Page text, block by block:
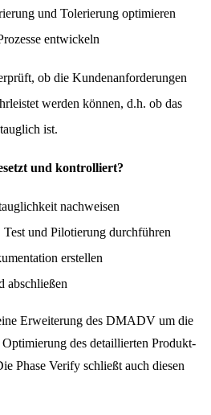
und Tolerierung optimieren
entwickeln
ob die Kundenanforderungen
werden können, d.h. ob das
ist.
und kontrolliert?
nachweisen
und Pilotierung durchführen
erstellen
abschließen
Erweiterung des DMADV um die
des detaillierten Produkt-
Phase Verify schließt auch diesen